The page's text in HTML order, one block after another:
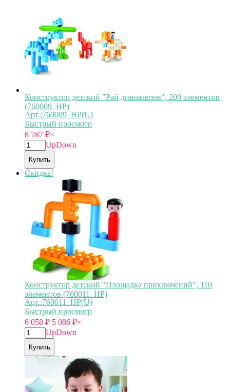
Конструктор детский "Рай динозавров", 200 элементов
(760009_HP)
Арт.:760009_HP(U)
Быстрый просмотр
8 787 ₽×
UpDown
Купить
Скидка!
Конструктор детский "Площадка приключений", 110
элементов (760011_HP)
Арт.:760011_HP(U)
Быстрый просмотр
6 058 ₽ 5 086 ₽×
UpDown
Купить